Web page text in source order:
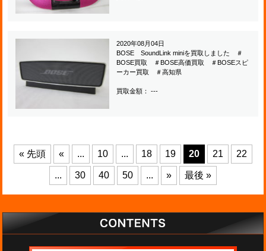
2020年08月04日
BOSE SoundLink miniを買取しました ＃
BOSE買取 ＃BOSE高価買取 ＃BOSEスピ
ーカー買取 ＃高知県
買取金額： ---
« 先頭 « ... 10 ... 18 19 20 21 22
... 30 40 50 ... » 最後 »